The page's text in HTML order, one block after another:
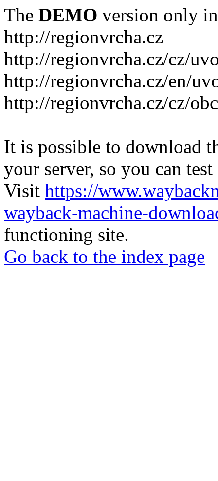
The DEMO version only
http://regionvrcha.cz
http://regionvrcha.cz/cz/
http://regionvrcha.cz/en/
http://regionvrcha.cz/cz/
It is possible to download
your server, so you can
Visit https://
wayback-machine-
functioning site.
Go back to the index page